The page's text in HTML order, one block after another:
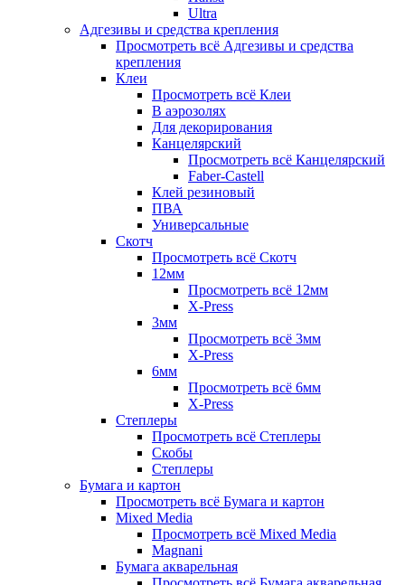
Ultra
Адгезивы и средства крепления
Просмотреть всё Адгезивы и средства
крепления
Клеи
Просмотреть всё Клеи
В аэрозолях
Для декорирования
Канцелярский
Просмотреть всё Канцелярский
Faber-Castell
Клей резиновый
ПВА
Универсальные
Скотч
Просмотреть всё Скотч
12мм
Просмотреть всё 12мм
X-Press
3мм
Просмотреть всё 3мм
X-Press
6мм
Просмотреть всё 6мм
X-Press
Степлеры
Просмотреть всё Степлеры
Скобы
Степлеры
Бумага и картон
Просмотреть всё Бумага и картон
Mixed Media
Просмотреть всё Mixed Media
Magnani
Бумага акварельная